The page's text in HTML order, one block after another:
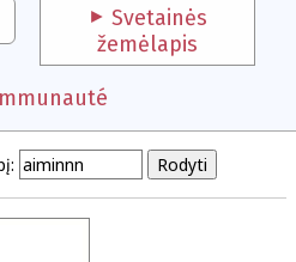
Svetainės
žemėlapis